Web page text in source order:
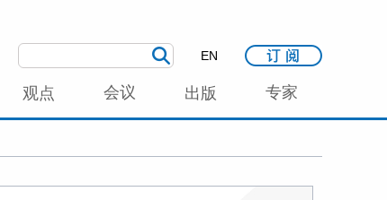
EN
观点 会议 出版 专家